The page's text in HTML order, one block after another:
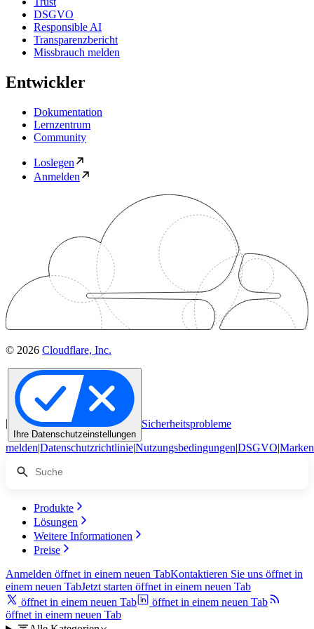
DSGVO
Responsible AI
Transparenzbericht
Missbrauch melden
Entwickler
Dokumentation
Lernzentrum
Community
Loslegen
Anmelden
© 2026 Cloudflare, Inc.
|
Ihre Datenschutzeinstellungen
Sicherheitsprobleme
melden|Datenschutzrichtlinie|Nutzungsbedingungen|DSGVO|Marken
Produkte
Lösungen
Weitere Informationen
Preise
Anmelden öffnet in einem neuen TabKontaktieren Sie uns öffnet in
einem neuen TabJetzt starten öffnet in einem neuen Tab
öffnet in einem neuen Tab
öffnet in einem neuen Tab
öffnet in einem neuen Tab